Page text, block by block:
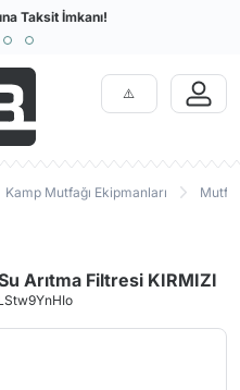
Outdoor Sitesi
Taksit İmkanı!
Kamp Mutfağı Ekipmanları
Arıtma Filtresi KIRMIZI